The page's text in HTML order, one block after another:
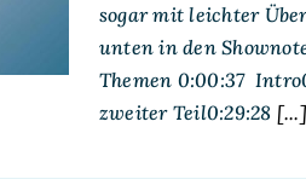
sogar mit leichter
unten in den
Themen 0:00:37
zweiter Teil0:29:28 [...]